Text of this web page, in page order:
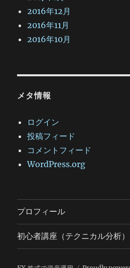
2016年12月
2016年11月
2016年10月
メタ情報
ログイン
投稿フィード
コメントフィード
WordPress.org
プロフィール
初心者講座（テクニカル分析）